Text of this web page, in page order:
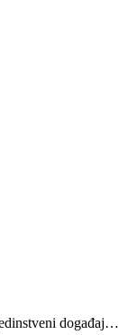
događaj…